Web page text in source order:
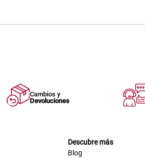
Cambios y
Devoluciones
Descubre más
Blog